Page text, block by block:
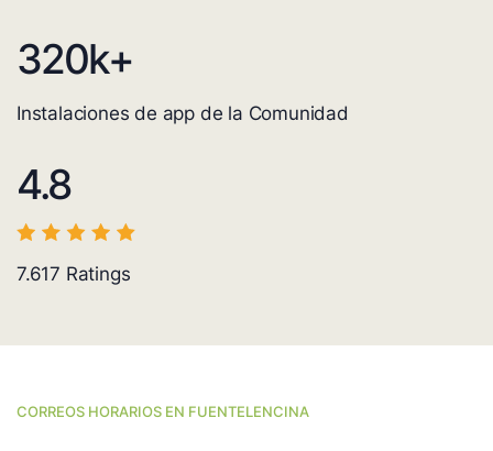
320k+
Instalaciones de app de la Comunidad
4.8
7.617 Ratings
CORREOS HORARIOS EN FUENTELENCINA